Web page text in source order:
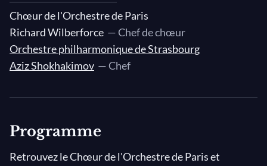
Chœur de l'Orchestre de Paris
Richard Wilberforce — Chef de chœur
Orchestre philharmonique de Strasbourg
Aziz Shokhakimov — Chef
Programme
Retrouvez le Chœur de l'Orchestre de Paris et